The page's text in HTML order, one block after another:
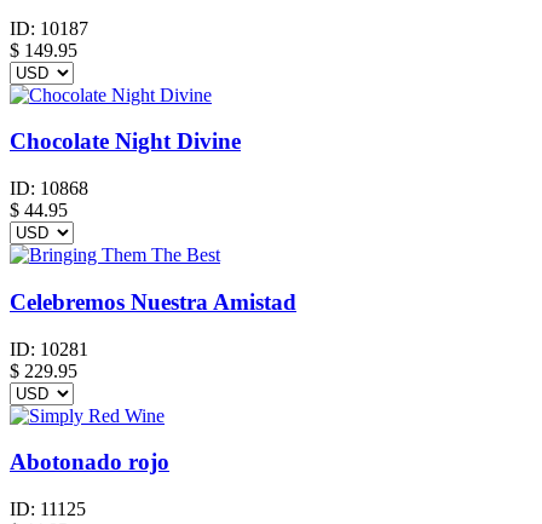
ID: 10187
$ 149.95
Chocolate Night Divine
ID: 10868
$ 44.95
Celebremos Nuestra Amistad
ID: 10281
$ 229.95
Abotonado rojo
ID: 11125